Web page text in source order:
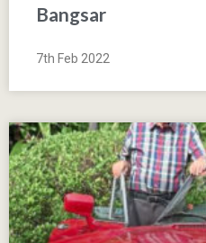
Bangsar
7th Feb 2022